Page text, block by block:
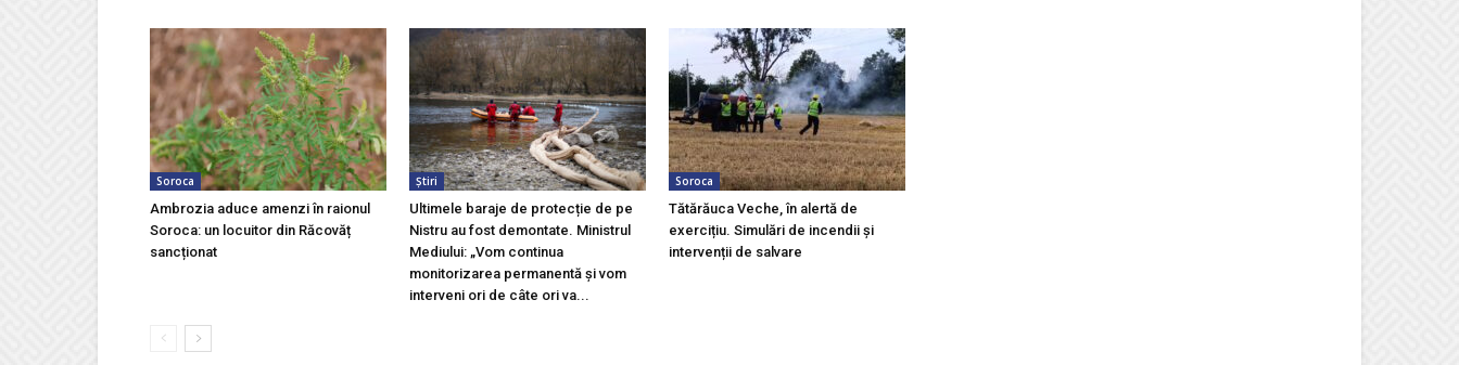
Soroca
Ambrozia aduce amenzi în raionul
Soroca: un locuitor din Răcovăț
sancționat
Știri
Ultimele baraje de protecție de pe
Nistru au fost demontate. Ministrul
Mediului: „Vom continua
monitorizarea permanentă și vom
interveni ori de câte ori va...
Soroca
Tătărăuca Veche, în alertă de
exercițiu. Simulări de incendii și
intervenții de salvare